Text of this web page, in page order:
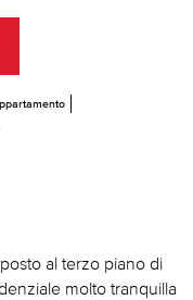
al terzo piano di
molto tranquilla